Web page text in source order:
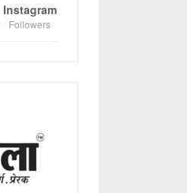
Instagram
Followers